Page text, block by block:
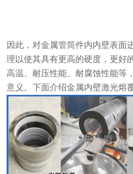
因此，对金属管筒件内内壁表面
理以使其具有更高的硬度，更好
高温、耐压性能、耐腐蚀性能等
意义。下面介绍金属内壁激光熔